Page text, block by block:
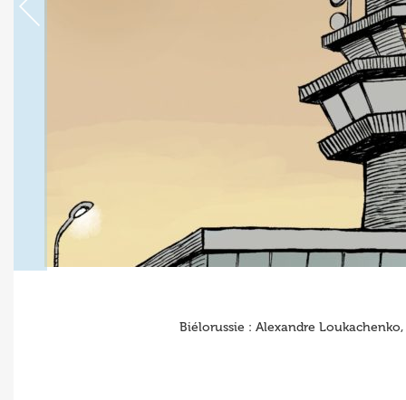
Biélorussie : Alexandre